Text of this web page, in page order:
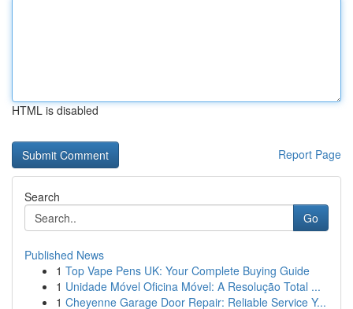
HTML is disabled
Report Page
Search
Go
Published News
1 Top Vape Pens UK: Your Complete Buying Guide
1 Unidade Móvel Oficina Móvel: A Resolução Total ...
1 Cheyenne Garage Door Repair: Reliable Service Y...